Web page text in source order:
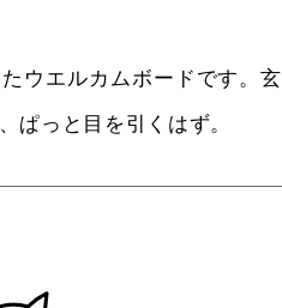
ウエルカムボードです。玄
ぱっと目を引くはず。